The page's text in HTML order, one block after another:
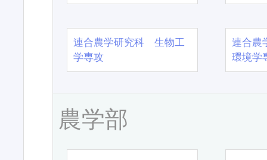
連合農学研究科 生物工
学専攻
連合農
環境学
農学部